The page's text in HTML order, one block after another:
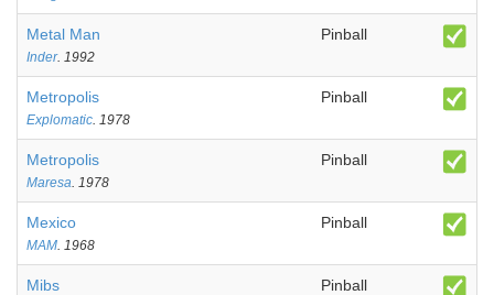
Metal Man
Inder. 1992
Pinball
Metropolis
Explomatic. 1978
Pinball
Metropolis
Maresa. 1978
Pinball
Mexico
MAM. 1968
Pinball
Mibs Pinball